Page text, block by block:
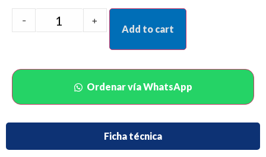
- +
Add to cart
Ordenar vía WhatsApp
Ficha técnica